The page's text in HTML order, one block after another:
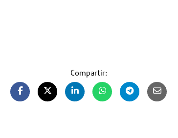
Compartir: